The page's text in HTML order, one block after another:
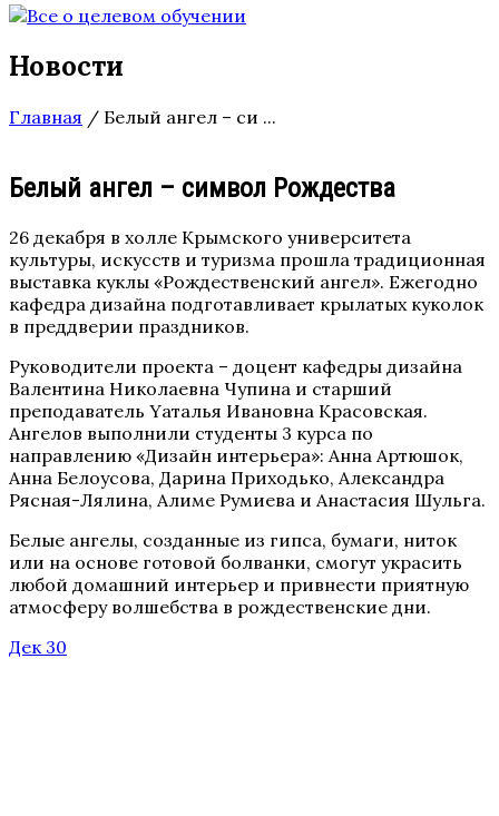
Новости
Главная / Белый ангел – си ...
Белый ангел – символ Рождества
26 декабря в холле Крымского университета
культуры, искусств и туризма прошла традиционная
выставка куклы «Рождественский ангел». Ежегодно
кафедра дизайна подготавливает крылатых куколок
в преддверии праздников.
Руководители проекта – доцент кафедры дизайна
Валентина Николаевна Чупина и старший
преподаватель Yаталья Ивановна Красовская.
Ангелов выполнили студенты 3 курса по
направлению «Дизайн интерьера»: Анна Артюшок,
Анна Белоусова, Дарина Приходько, Александра
Рясная-Лялина, Алиме Румиева и Анастасия Шульга.
Белые ангелы, созданные из гипса, бумаги, ниток
или на основе готовой болванки, смогут украсить
любой домашний интерьер и привнести приятную
атмосферу волшебства в рождественские дни.
Дек 30